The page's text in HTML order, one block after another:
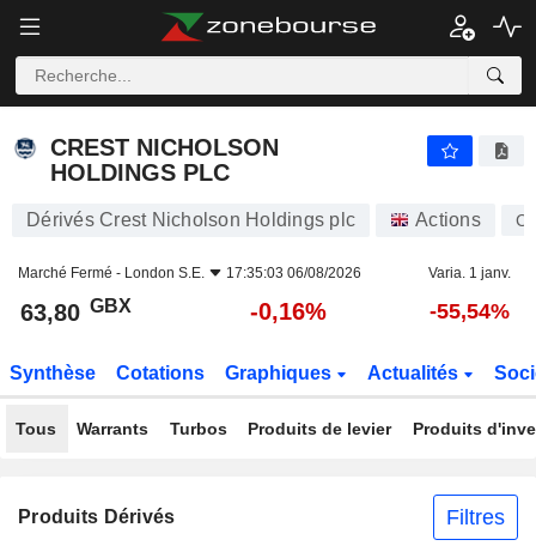
CREST NICHOLSON
HOLDINGS PLC
Dérivés Crest Nicholson Holdings plc Actions
Marché Fermé - London S.E. 17:35:03 06/08/2026 Varia. 1 janv.
63,80 GBX -0,16% -55,54%
Synthèse Cotations Graphiques Actualités
Tous Warrants Turbos Produits de levier Produits
Produits Dérivés Filtres